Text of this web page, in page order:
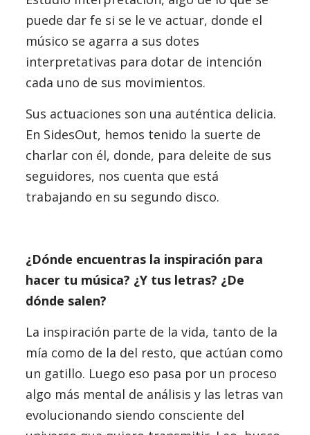
puede dar fe si se le ve actuar, donde el
músico se agarra a sus dotes
interpretativas para dotar de intención
cada uno de sus movimientos.
Sus actuaciones son una auténtica delicia.
En SidesOut, hemos tenido la suerte de
charlar con él, donde, para deleite de sus
seguidores, nos cuenta que está
trabajando en su segundo disco.
¿Dónde encuentras la inspiración para
hacer tu música? ¿Y tus letras? ¿De
dónde salen?
La inspiración parte de la vida, tanto de la
mía como de la del resto, que actúan como
un gatillo. Luego eso pasa por un proceso
algo más mental de análisis y las letras van
evolucionando siendo consciente del